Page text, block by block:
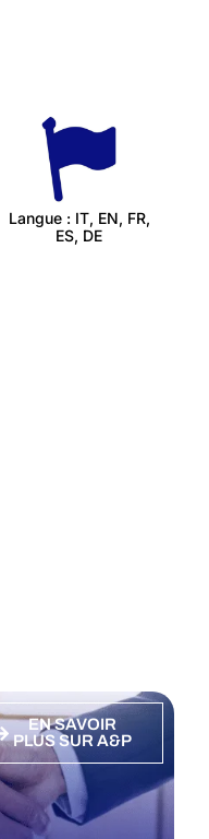
Langue : IT, EN, FR,
ES, DE
EN SAVOIR
PLUS SUR A&P